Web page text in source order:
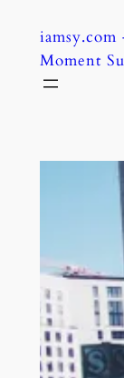
contentMoment